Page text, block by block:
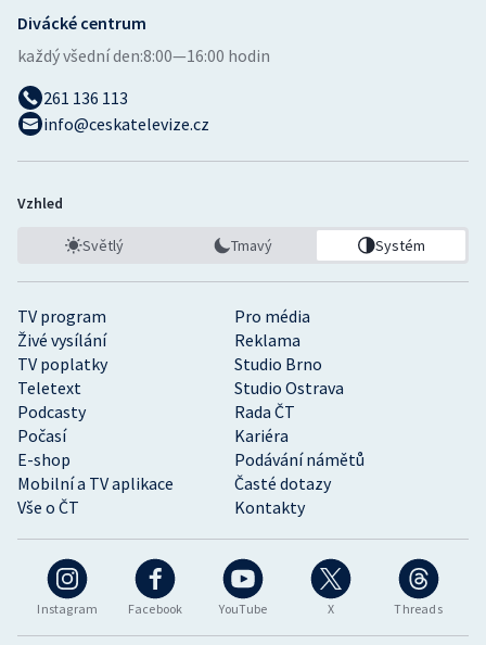
Ostatní
Instagram Facebook YouTube X Threads
TV program
Pro média
Živé vysílání
Reklama
TV poplatky
Studio Brno
Teletext
Studio Ostrava
Podcasty
Rada ČT
Počasí
Kariéra
E-shop
Podávání námětů
Mobilní a TV aplikace
Časté dotazy
Vše o ČT
Kontakty
Divácké centrum
každý všední den:8:00—16:00 hodin
261 136 113
info@ceskatelevize.cz
Vzhled
Světlý Tmavý Systém